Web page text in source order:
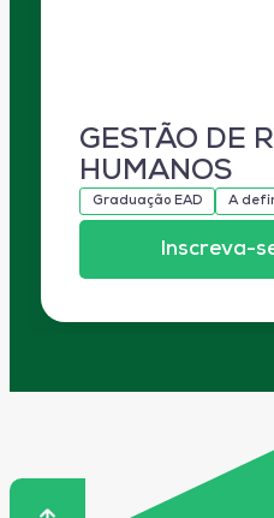
GESTÃO DE
HUMANOS
Graduação EAD A
Inscreva-